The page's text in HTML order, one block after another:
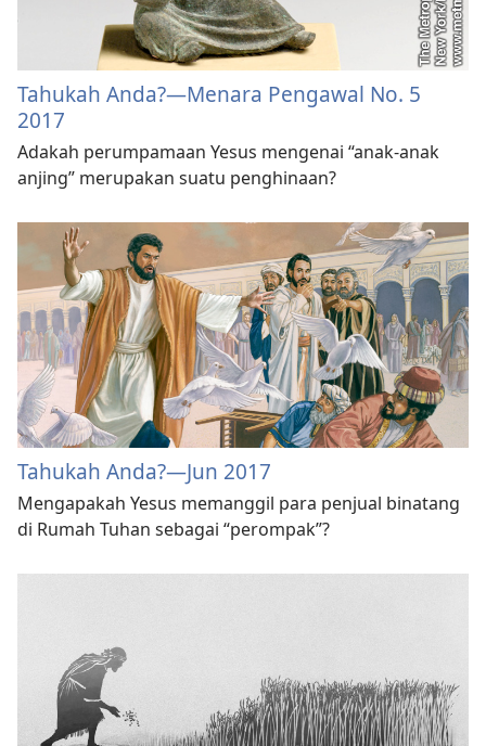
Tahukah Anda?—Menara Pengawal No. 5
2017
Adakah perumpamaan Yesus mengenai “anak-anak
anjing” merupakan suatu penghinaan?
Tahukah Anda?​—Jun 2017
Mengapakah Yesus memanggil para penjual binatang
di Rumah Tuhan sebagai “perompak”?